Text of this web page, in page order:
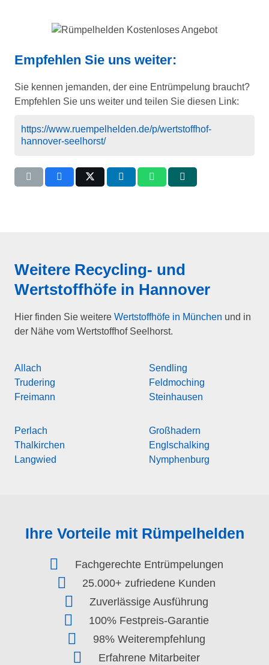
Empfehlen Sie uns weiter:
Sie kennen jemanden, der eine Entrümpelung braucht?
Empfehlen Sie uns weiter und teilen Sie diesen Link:
https://www.ruempelhelden.de/p/wertstoffhof-
hannover-seelhorst/
Weitere Recycling- und
Wertstoffhöfe in Hannover
Hier finden Sie weitere Wertstoffhöfe in München und in
der Nähe vom Wertstoffhof Seelhorst.
Allach
Trudering
Freimann
Sendling
Feldmoching
Steinhausen
Perlach
Thalkirchen
Langwied
Großhadern
Englschalking
Nymphenburg
Ihre Vorteile mit Rümpelhelden
Fachgerechte Entrümpelungen
25.000+ zufriedene Kunden
Zuverlässige Ausführung
100% Festpreis-Garantie
98% Weiterempfehlung
Erfahrene Mitarbeiter